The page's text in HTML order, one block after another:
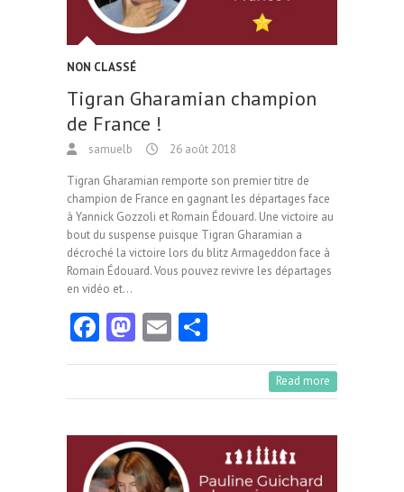
NON CLASSÉ
Tigran Gharamian champion
de France !
samuelb 26 août 2018
Tigran Gharamian remporte son premier titre de
champion de France en gagnant les départages face
à Yannick Gozzoli et Romain Édouard. Une victoire au
bout du suspense puisque Tigran Gharamian a
décroché la victoire lors du blitz Armageddon face à
Romain Édouard. Vous pouvez revivre les départages
en vidéo et…
Fa
ce
o
k
M
as
o
n
E
m rt
Read more